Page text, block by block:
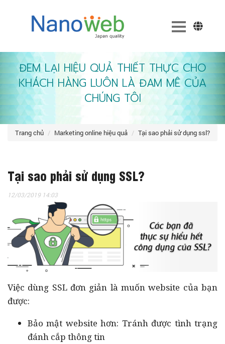
ĐEM LẠI HIỆU QUẢ THIẾT THỰC CHO
KHÁCH HÀNG LUÔN LÀ ĐAM MÊ CỦA
CHÚNG TÔI
trang chủ marketing online hiệu quả tại sao phải sử dụng ssl?
Tại sao phải sử dụng SSL?
12/03/2019 14:03
Việc dùng SSL đơn giản là muốn website của bạn
được:
Bảo mật website hơn: Tránh được tình trạng
đánh cắp thông tin